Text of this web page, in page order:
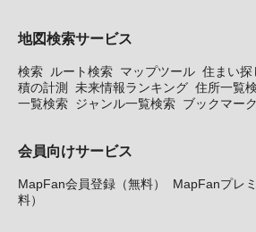
地図検索サービス
検索 ルート検索 マップツール 住まい探
積の計測
未来情報ランキング 住所一覧
一覧検索 ジャンル一覧検索 ブックマーク
会員向けサービス
MapFan会員登録（無料）
MapFanプレ
料）